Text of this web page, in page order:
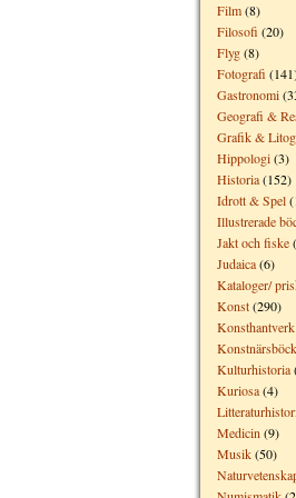
Film(8)
Filosofi (20)
Flyg(8)
Fotografi
Gastronomi
Geografi &
Grafik &
Hippologi(3)
Historia(152)
Idrott & Spel
Illustrerade
Jakt och fiske
Judaica(6)
Kataloger/
Konst(290)
Konsthantverk
Kulturhistoria
Kuriosa(4)
Medicin (9)
Musik(50)